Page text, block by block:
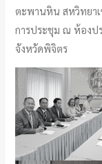
ตะพานหิน สหวิทยาเ
การประชุม ณ ห้องป
จังหวัดพิจิตร